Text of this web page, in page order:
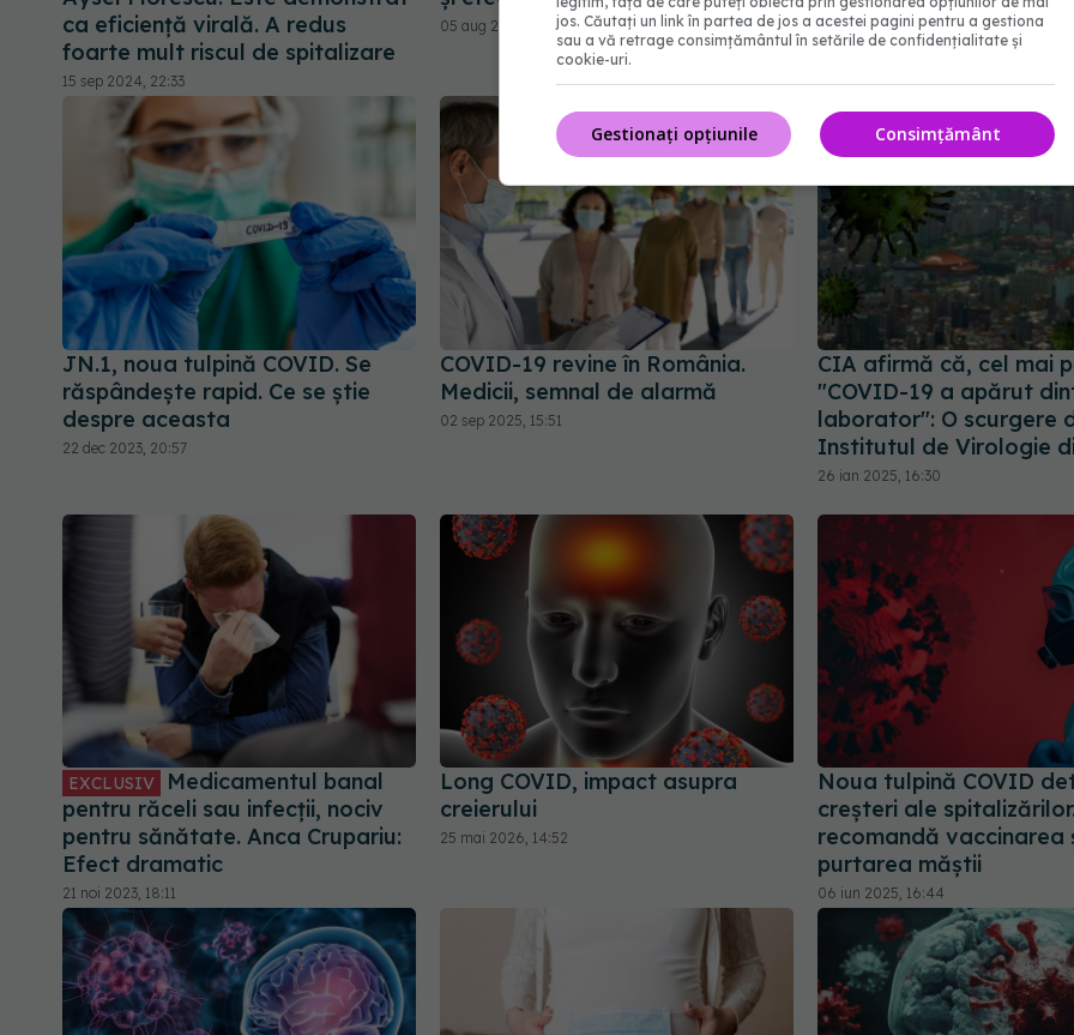
ca eficiență virală. A redus
foarte mult riscul de spitalizare
15 sep 2024, 22:33
05 aug 2024, 20:19
știință spun că "ar fi
coste vieți"
22 apr 2024, 10:01
JN.1, noua tulpină COVID. Se
răspândește rapid. Ce se știe
despre aceasta
22 dec 2023, 20:57
COVID-19 revine în România.
Medicii, semnal de alarmă
02 sep 2025, 15:51
CIA afirmă că, cel mai
"COVID-19 a apărut
laborator": O scurgere
Institutul de Virologie
26 ian 2025, 16:30
EXCLUSIV
Medicamentul banal
pentru răceli sau infecții, nociv
pentru sănătate. Anca Crupariu:
Efect dramatic
21 noi 2023, 18:11
Long COVID, impact asupra
creierului
25 mai 2026, 14:52
Noua tulpină COVID
creșteri ale
recomandă vaccinarea
purtarea măștii
06 iun 2025, 16:44
jos. Căutați un link în partea de jos a acestei pagini pentru a gestiona
sau a vă retrage consimțământul în setările de confidențialitate și
cookie-uri.
Consimțământ
Gestionați opțiunile